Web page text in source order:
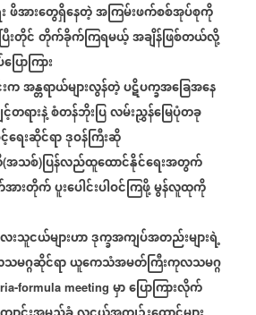
ဖိအားတွေရှိနေတဲ့အကြမ်းဖက်စစ်အုပ်စုကို
းတိုင်တိုက်ခိုက်ကြရမယ့်အချိန်ဖြစ်တယ်လို့
ောကြား
ကအန္တရာယ်များလွန်တဲ့ပဋိပက္ခအခြေအနေ
ရားနဲ့စံတန်ဘိုးပြလမ်းညွှန်မြေပုံတခု
ေးဆိုင်ရာဒုဝန်ကြီးဆို
(အသစ်)ပြန်လည်ထူထောင်နိုင်ရေးအတွက်
ားတိုက်ပူးပေါင်းပါဝင်ကြဖို့မွန်လူထုကို
းသူငယ်များဟာဒုက္ခအကျပ်အတည်းများရဲ့
မဂ္ဂဆိုင်ရာယူကေသံအမတ်ကြီးကုလသမဂ္ဂ
formula meeting မှာပြောကြားလိုက်